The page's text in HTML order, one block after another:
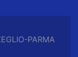
PARMA